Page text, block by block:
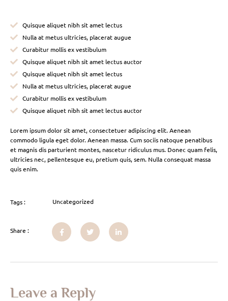
Quisque aliquet nibh sit amet lectus
Nulla at metus ultricies, placerat augue
Curabitur mollis ex vestibulum
Quisque aliquet nibh sit amet lectus auctor
Quisque aliquet nibh sit amet lectus
Nulla at metus ultricies, placerat augue
Curabitur mollis ex vestibulum
Quisque aliquet nibh sit amet lectus auctor
Lorem ipsum dolor sit amet, consectetuer adipiscing elit. Aenean
commodo ligula eget dolor. Aenean massa. Cum sociis natoque penatibus
et magnis dis parturient montes, nascetur ridiculus mus. Donec quam felis,
ultricies nec, pellentesque eu, pretium quis, sem. Nulla consequat massa
quis enim.
Tags : Uncategorized
Share :
Leave a Reply